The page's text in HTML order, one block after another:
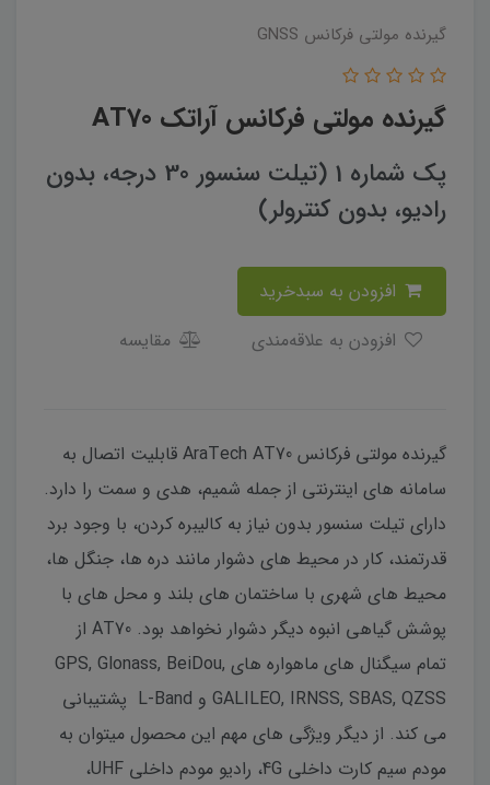
گیرنده مولتی فرکانس GNSS
گیرنده مولتی فرکانس آراتک AT70
پک شماره 1 (تیلت سنسور 30 درجه، بدون
رادیو، بدون کنترولر)
مقایسه
گیرنده مولتی فرکانس AraTech AT70 قابلیت اتصال به
سامانه های اینترنتی از جمله شمیم، هدی و سمت را دارد.
دارای تیلت سنسور بدون نیاز به کالیبره کردن، با وجود برد
قدرتمند، کار در محیط های دشوار مانند دره ها، جنگل ها،
محیط های شهری با ساختمان های بلند و محل های با
پوشش گیاهی انبوه دیگر دشوار نخواهد بود. AT70 از
تمام سیگنال های ماهواره های GPS, Glonass, BeiDou,
GALILEO, IRNSS, SBAS, QZSS و L-Band پشتیبانی
می کند. از دیگر ویژگی های مهم این محصول میتوان به
مودم سیم کارت داخلی 4G، رادیو مودم داخلی UHF،